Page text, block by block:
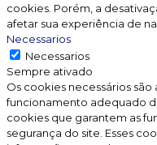
cookies. Porém, a
afetar sua experiência de
Necessarios
Necessarios
Sempre ativado
Os cookies necessários
funcionamento adequado
cookies que garantem as
segurança do site. Esses